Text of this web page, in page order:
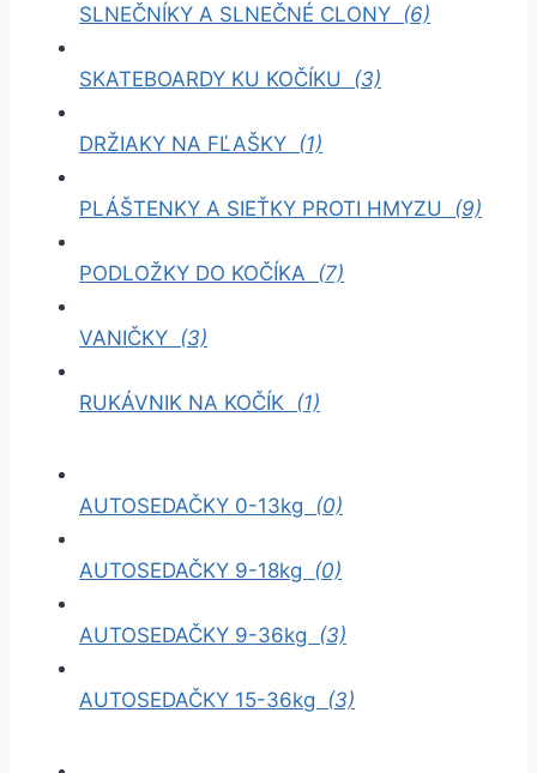
SLNEČNÍKY A SLNEČNÉ CLONY (6)
SKATEBOARDY KU KOČÍKU (3)
DRŽIAKY NA FĽAŠKY (1)
PLÁŠTENKY A SIEŤKY PROTI HMYZU (9)
PODLOŽKY DO KOČÍKA (7)
VANIČKY (3)
RUKÁVNIK NA KOČÍK (1)
AUTOSEDAČKY 0-13kg (0)
AUTOSEDAČKY 9-18kg (0)
AUTOSEDAČKY 9-36kg (3)
AUTOSEDAČKY 15-36kg (3)